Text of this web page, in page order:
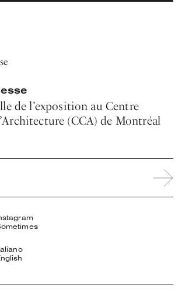
de l’exposition au Centre
(CCA) de Montréal